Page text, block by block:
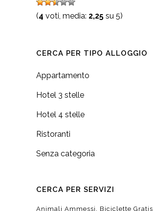
(4 voti, media: 2,25 su 5)
CERCA PER TIPO ALLOGGIO
Appartamento
Hotel 3 stelle
Hotel 4 stelle
Ristoranti
Senza categoria
CERCA PER SERVIZI
Animali Ammessi
Biciclette Gratis